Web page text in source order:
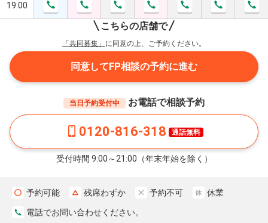
19:00
こちらの店舗で
「共同募集」 に同意の上、ご予約ください。
同意してFP相談の予約に進む
当日予約受付中 お電話で相談予約
0120-816-318 通話無料
受付時間 9:00～21:00（年末年始を除く）
予約可能 残席わずか 予約不可 休業
電話でお問い合わせください。